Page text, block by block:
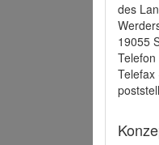
des
19055
Telefax